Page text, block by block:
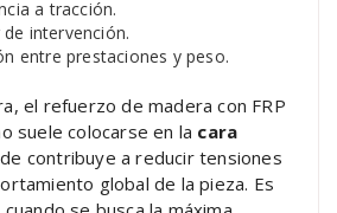
a tracción.
intervención.
entre prestaciones y peso.
el refuerzo de madera con FRP
suele colocarse en la cara
contribuye a reducir tensiones
global de la pieza. Es